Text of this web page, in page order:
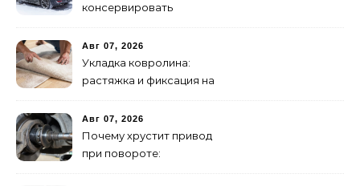
консервировать
пошаговая инструкция
Авг 07, 2026
Укладка ковролина:
растяжка и фиксация на
руководство
Авг 07, 2026
Почему хрустит привод
при повороте: